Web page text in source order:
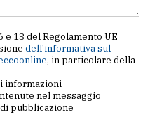
13 del Regolamento UE
dell'informativa sul
, in particolare della
informazioni
nel messaggio
pubblicazione